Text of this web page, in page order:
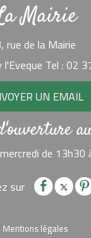
Mairie
rue de la Mairie
Tel : 02
UN EMAIL
de 13h30
Mentions légales